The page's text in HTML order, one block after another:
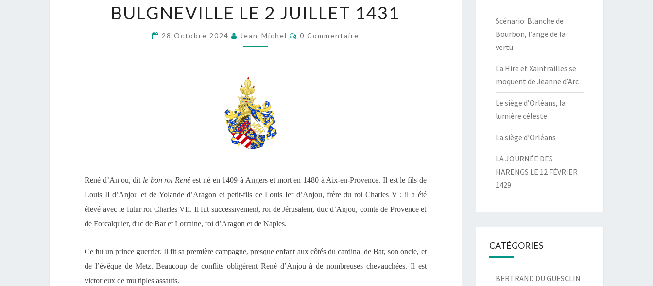
ET
LA
BATAILLE
2
JUILLET
1431
BULGNEVILLE LE 2 JUILLET 1431
28 Octobre 2024 Jean-Michel Commentaires
0 Commentaire
René d’Anjou, dit le bon roi Renéest né en 1409 à Angers et mort en 1480 à Aix-en-Provence. Il est le fils de
Louis II d’Anjou et de Yolande d’Aragon et petit-fils de Louis Ier d’Anjou, frère du roi Charles V ; il a été
élevé avec le futur roi Charles VII. Il fut successivement, roi de Jérusalem, duc d’Anjou, comte de Provence et
de Forcalquier, duc de Bar et Lorraine, roi d’Aragon et de Naples.
Ce fut un prince guerrier. Il fit sa première campagne, presque enfant aux côtés du cardinal de Bar, son oncle, et
de l’évêque de Metz. Beaucoup de conflits obligèrent René d’Anjou à de nombreuses chevauchées. Il est
victorieux de multiples assauts.
Scénario: Blanche de
Bourbon, l’ange de la
vertu
La Hire et Xaintrailles se
moquent de Jeanne d’Arc
Le siège d’Orléans, la
lumière céleste
La siège d’Orléans
LA JOURNÉE DES
HARENGS LE 12 FÉVRIER
1429
CATÉGORIES
BERTRAND DU GUESCLIN